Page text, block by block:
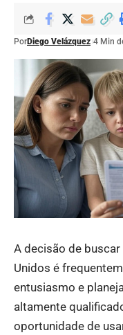
PorDiego Velázquez 4 Min
A decisão de
Unidos é
entusiasmo e
altamente
oportunidade de